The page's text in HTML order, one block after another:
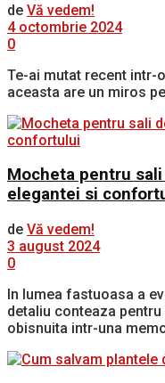
de Vă vedem!
4 octombrie 2024
0
Te-ai mutat recent intr-
aceasta are un miros
Mocheta pentru
elegantei si
de Vă vedem!
3 august 2024
0
In lumea fastuoasa a
detaliu conteaza
obisnuita intr-una